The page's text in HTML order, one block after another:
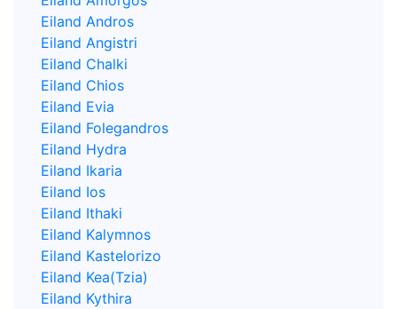
Eiland Andros
Eiland Angistri
Eiland Chalki
Eiland Chios
Eiland Evia
Eiland Folegandros
Eiland Hydra
Eiland Ikaria
Eiland Ios
Eiland Ithaki
Eiland Kalymnos
Eiland Kastelorizo
Eiland Kea(Tzia)
Eiland Kythira